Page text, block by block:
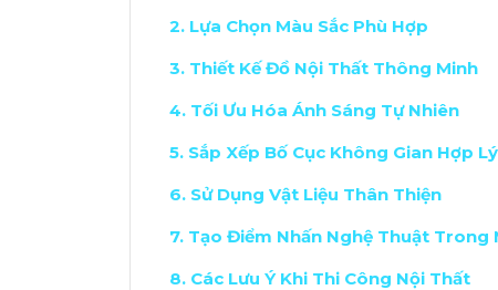
Lựa Chọn Màu Sắc Phù Hợp
Thiết Kế Đồ Nội Thất Thông Minh
Tối Ưu Hóa Ánh Sáng Tự Nhiên
Sắp Xếp Bố Cục Không Gian Hợp Lý
Sử Dụng Vật Liệu Thân Thiện
Tạo Điểm Nhấn Nghệ Thuật Trong
Các Lưu Ý Khi Thi Công Nội Thất